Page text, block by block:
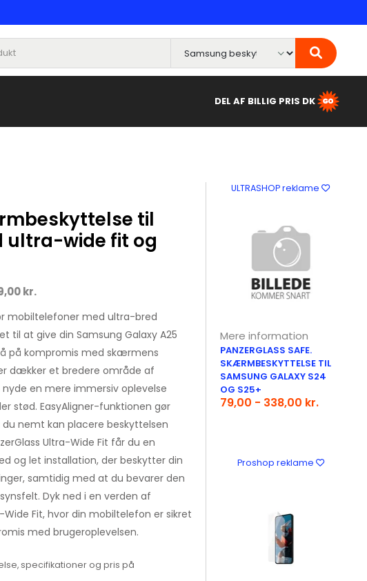
DEL AF BILLIG PRIS DK
til
ultra-wide fit og
kr.
mobiltelefoner med ultra-bred
til at give din Samsung Galaxy A25
på kompromis med skærmens
dækker et bredere område af
en mere immersiv oplevelse
stød. EasyAligner-funktionen gør
nemt kan placere beskyttelsen
Ultra-Wide Fit får du en
og let installation, der beskytter din
samtidig med at du bevarer den
Dyk ned i en verden af
Fit, hvor din mobiltelefon er sikret
med brugeroplevelsen.
specifikationer og pris på
ULTRASHOP reklame
Mere information
PANZERGLASS SAFE.
SKÆRMBESKYTTELSE TIL
SAMSUNG GALAXY S24
OG S25+
79,00 - 338,00 kr.
Proshop reklame